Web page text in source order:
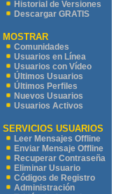
Historial de Versiones
Descargar GRATIS
MOSTRAR
Comunidades
Usuarios en Línea
Usuarios con Vídeo
Últimos Usuarios
Últimos Perfiles
Nuevos Usuarios
Usuarios Activos
SERVICIOS USUARIOS
Leer Mensajes Offline
Enviar Mensaje Offline
Recuperar Contraseña
Eliminar Usuario
Códigos de Registro
Administración